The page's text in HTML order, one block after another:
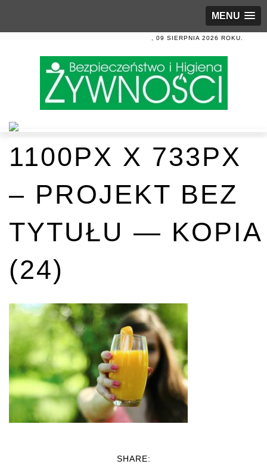
MENU
, 09 SIERPNIA 2026 ROKU.
1100PX X 733PX
– PROJEKT BEZ
TYTUŁU — KOPIA
(24)
SHARE: